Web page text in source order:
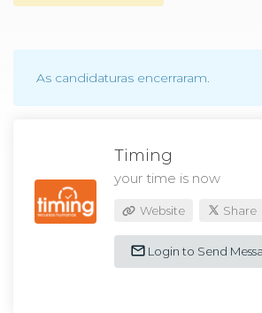
As candidaturas encerraram.
Timing
your time is now
Website Share
Login to Send